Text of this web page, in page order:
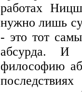
работах
нужно лишь
- это тот
абсурда. И
философию